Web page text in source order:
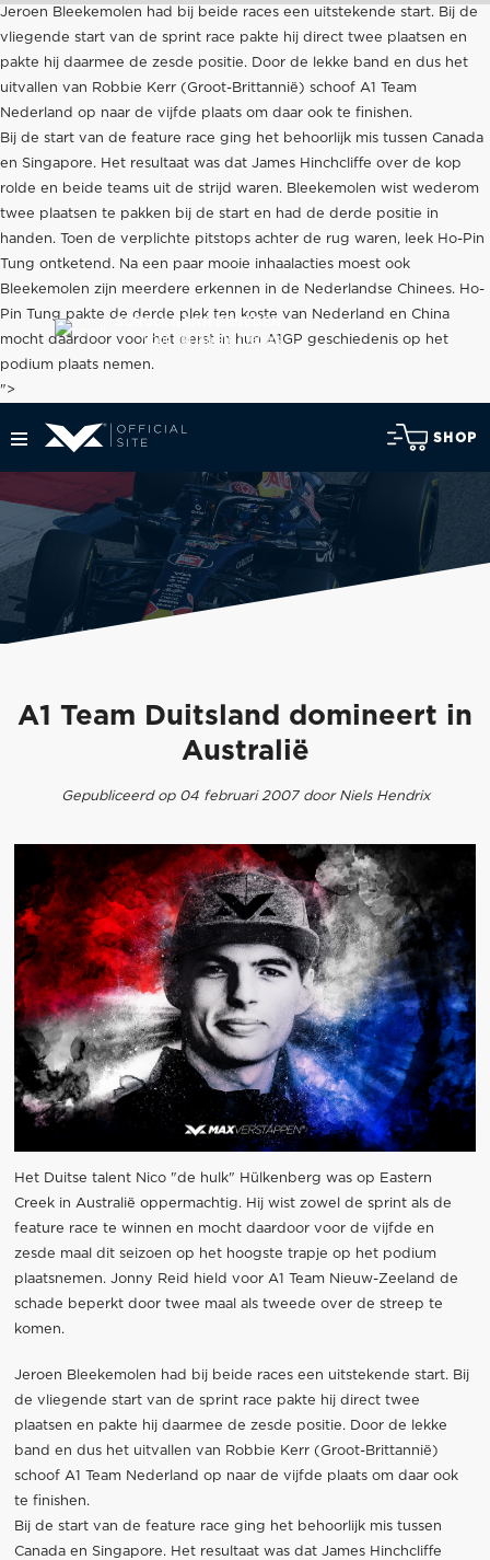
Jeroen Bleekemolen had bij beide races een uitstekende start. Bij de
vliegende start van de sprint race pakte hij direct twee plaatsen en
pakte hij daarmee de zesde positie. Door de lekke band en dus het
uitvallen van Robbie Kerr (Groot-Brittannië) schoof A1 Team
Nederland op naar de vijfde plaats om daar ook te finishen.
Bij de start van de feature race ging het behoorlijk mis tussen Canada
en Singapore. Het resultaat was dat James Hinchcliffe over de kop
rolde en beide teams uit de strijd waren. Bleekemolen wist wederom
twee plaatsen te pakken bij de start en had de derde positie in
handen. Toen de verplichte pitstops achter de rug waren, leek Ho-Pin
Tung ontketend. Na een paar mooie inhaalacties moest ook
Bleekemolen zijn meerdere erkennen in de Nederlandse Chinees. Ho-
Pin Tung pakte de derde plek ten koste van Nederland en China
mocht daardoor voor het eerst in hun A1GP geschiedenis op het
podium plaats nemen.
">
SHOP
SCROLL NAAR BENEDEN
voor het laatste nieuws
A1 Team Duitsland domineert in
Australië
Gepubliceerd op 04 februari 2007 door Niels Hendrix
Het Duitse talent Nico "de hulk" Hülkenberg was op Eastern
Creek in Australië oppermachtig. Hij wist zowel de sprint als de
feature race te winnen en mocht daardoor voor de vijfde en
zesde maal dit seizoen op het hoogste trapje op het podium
plaatsnemen. Jonny Reid hield voor A1 Team Nieuw-Zeeland de
schade beperkt door twee maal als tweede over de streep te
komen.
Jeroen Bleekemolen had bij beide races een uitstekende start. Bij
de vliegende start van de sprint race pakte hij direct twee
plaatsen en pakte hij daarmee de zesde positie. Door de lekke
band en dus het uitvallen van Robbie Kerr (Groot-Brittannië)
schoof A1 Team Nederland op naar de vijfde plaats om daar ook
te finishen.
Bij de start van de feature race ging het behoorlijk mis tussen
Canada en Singapore. Het resultaat was dat James Hinchcliffe